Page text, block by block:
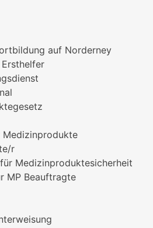
auf Norderney
Medizinprodukte
r
Medizinproduktesicherheit
MP Beauftragte